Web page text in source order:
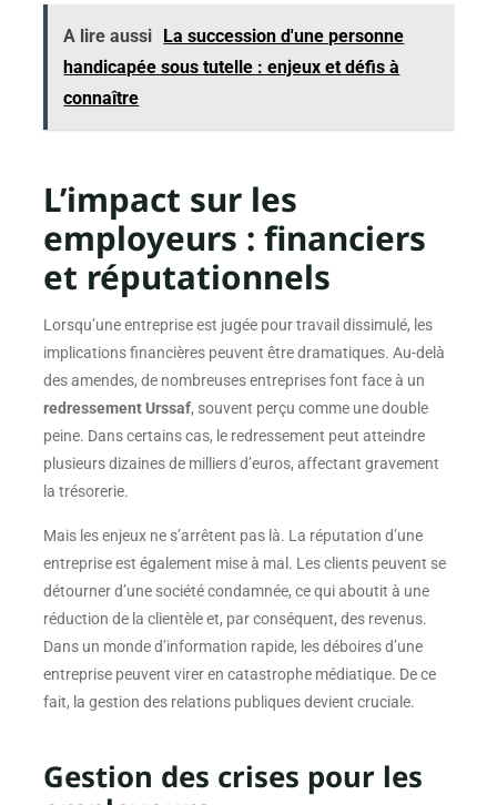
A lire aussi
La succession d'une personne
handicapée sous tutelle : enjeux et défis à
connaître
L’impact sur les
employeurs : financiers
et réputationnels
Lorsqu’une entreprise est jugée pour travail dissimulé, les
implications financières peuvent être dramatiques. Au-delà
des amendes, de nombreuses entreprises font face à un
redressement Urssaf, souvent perçu comme une double
peine. Dans certains cas, le redressement peut atteindre
plusieurs dizaines de milliers d’euros, affectant gravement
la trésorerie.
Mais les enjeux ne s’arrêtent pas là. La réputation d’une
entreprise est également mise à mal. Les clients peuvent se
détourner d’une société condamnée, ce qui aboutit à une
réduction de la clientèle et, par conséquent, des revenus.
Dans un monde d’information rapide, les déboires d’une
entreprise peuvent virer en catastrophe médiatique. De ce
fait, la gestion des relations publiques devient cruciale.
Gestion des crises pour les